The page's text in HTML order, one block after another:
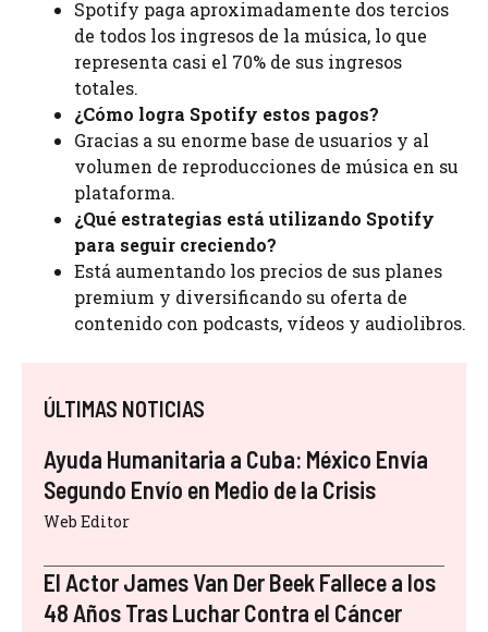
Spotify paga aproximadamente dos tercios
de todos los ingresos de la música, lo que
representa casi el 70% de sus ingresos
totales.
¿Cómo logra Spotify estos pagos?
Gracias a su enorme base de usuarios y al
volumen de reproducciones de música en su
plataforma.
¿Qué estrategias está utilizando Spotify
para seguir creciendo?
Está aumentando los precios de sus planes
premium y diversificando su oferta de
contenido con podcasts, vídeos y audiolibros.
ÚLTIMAS NOTICIAS
Ayuda Humanitaria a Cuba: México Envía
Segundo Envío en Medio de la Crisis
Web Editor
El Actor James Van Der Beek Fallece a los
48 Años Tras Luchar Contra el Cáncer